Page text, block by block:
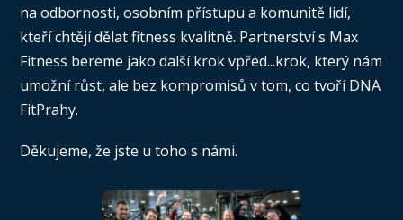
na odbornosti, osobním přístupu a komunitě lidí,
kteří chtějí dělat fitness kvalitně. Partnerství s Max
Fitness bereme jako další krok vpřed...krok, který nám
umožní růst, ale bez kompromisů v tom, co tvoří DNA
FitPrahy.
Děkujeme, že jste u toho s námi.